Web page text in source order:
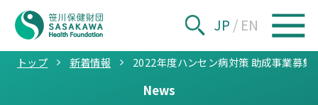
JP / EN
トップ 新着情報 2022年度ハンセン病対策 助成事業募集
News